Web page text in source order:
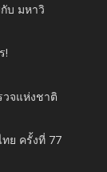
บ มหาวิ
!
วจแห่งชาติ
ย ครั้งที่ 77